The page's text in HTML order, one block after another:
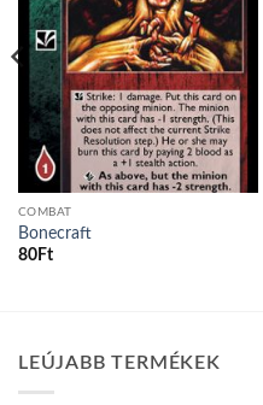
COMBAT
Bonecraft
80Ft
LEÚJABB TERMÉKEK